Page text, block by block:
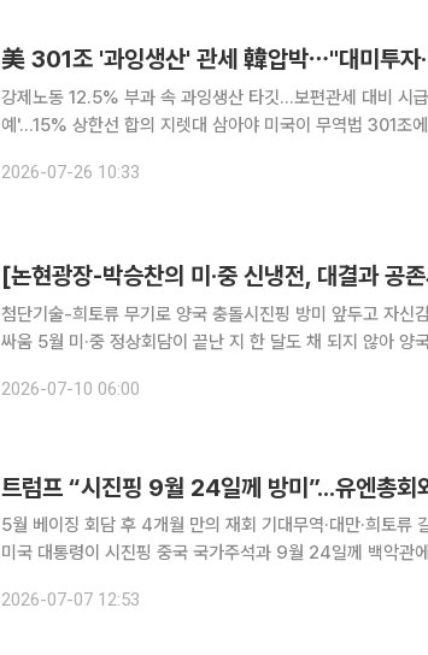
美 301조 '과잉생산' 관세 韓압박⋯"대미투자
강제노동 12.5% 부과 속 과잉생산 타깃…보편관세 대비 시
예'…15% 상한선 합의 지렛대 삼아야 미국이 무역법 301조에 근거해 한국 등 60개 경제권에
2026-07-26 10:33
첨단기술-희토류 무기로 양국 충돌시진핑 방미 앞두고 자신
싸움 5월 미·중 정상회담이 끝난 지 한 달도 채 되지 않아 양국이 다시 충돌하는 모양새다. 미국이 먼
(YMTC)·유니트리 등 중국의 대표적 첨단기업을 블랙리스트
2026-07-10 06:00
트럼프 “시진핑 9월 24일께 방미”...유엔총회
5월 베이징 회담 후 4개월 만의 재회 기대무역·대만·희토류 갈등 속 정
미국 대통령이 시진핑 중국 국가주석과 9월 24일께 백악관
(현지시간) 블룸버그통신에 따르면 트럼프 대통령은 백악관 로
2026-07-07 12:53